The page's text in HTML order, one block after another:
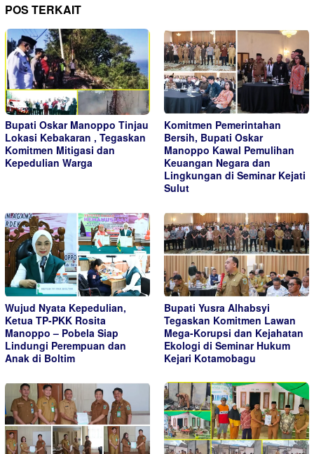
POS TERKAIT
Bupati Oskar Manoppo Tinjau
Lokasi Kebakaran , Tegaskan
Komitmen Mitigasi dan
Kepedulian Warga
Komitmen Pemerintahan
Bersih, Bupati Oskar
Manoppo Kawal Pemulihan
Keuangan Negara dan
Lingkungan di Seminar Kejati
Sulut
Wujud Nyata Kepedulian,
Ketua TP-PKK Rosita
Manoppo – Pobela Siap
Lindungi Perempuan dan
Anak di Boltim
Bupati Yusra Alhabsyi
Tegaskan Komitmen Lawan
Mega-Korupsi dan Kejahatan
Ekologi di Seminar Hukum
Kejari Kotamobagu